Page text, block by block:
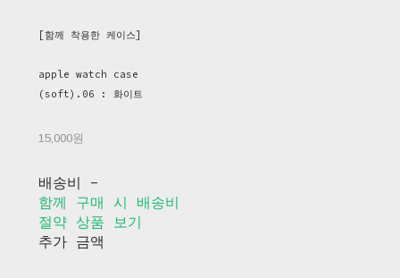
[함께 착용한 케이스]
apple watch case
(soft).06 : 화이트
15,000원
배송비 -
함께 구매 시 배송비
절약 상품 보기
추가 금액